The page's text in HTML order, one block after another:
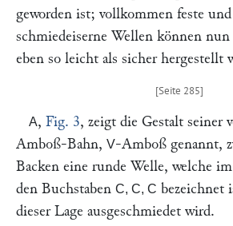
geworden ist; vollkommen feste und
schmiedeiserne Wellen können nun
eben so leicht als sicher hergestellt
A, Fig. 3, zeigt die Gestalt seiner
Amboß-Bahn, V-Amboß genannt,
Backen eine runde Welle, welche
den Buchstaben C, C, C bezeichnet
dieser Lage ausgeschmiedet wird.